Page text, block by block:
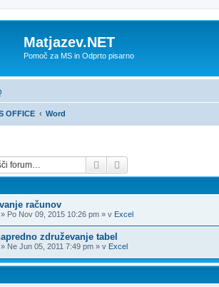
Matjazev.NET
Pomoč za MS in Odprto pisarno
OFFICE Word
Iskanje
računov
» Po Nov 09, 2015 10:26 pm » v Excel
združevanje tabel
» Ne Jun 05, 2011 7:49 pm » v Excel